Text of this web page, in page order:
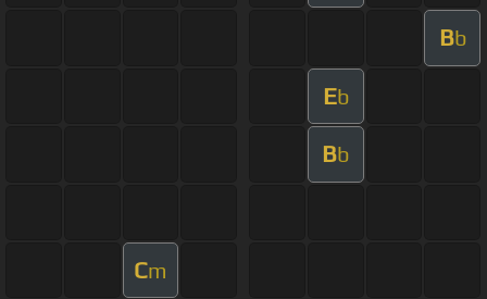
Bb
Eb
Bb
Cm